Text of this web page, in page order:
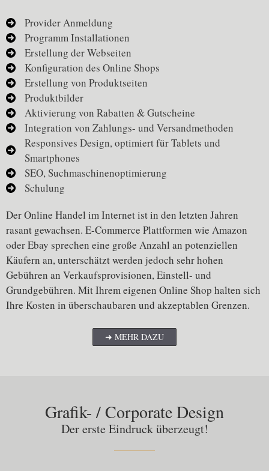
Provider Anmeldung
Programm Installationen
Erstellung der Webseiten
Konfiguration des Online Shops
Erstellung von Produktseiten
Produktbilder
Aktivierung von Rabatten & Gutscheine
Integration von Zahlungs- und Versandmethoden
Responsives Design, optimiert für Tablets und
Smartphones
SEO, Suchmaschinenoptimierung
Schulung
Der Online Handel im Internet ist in den letzten Jahren
rasant gewachsen. E-Commerce Plattformen wie Amazon
oder Ebay sprechen eine große Anzahl an potenziellen
Käufern an, unterschätzt werden jedoch sehr hohen
Gebühren an Verkaufsprovisionen, Einstell- und
Grundgebühren. Mit Ihrem eigenen Online Shop halten sich
Ihre Kosten in überschaubaren und akzeptablen Grenzen.
➜ MEHR DAZU
Grafik- / Corporate Design
Der erste Eindruck überzeugt!